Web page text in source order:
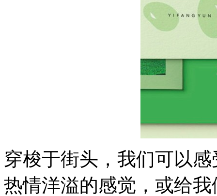
穿梭于街头，我们可以
热情洋溢的感觉，或给